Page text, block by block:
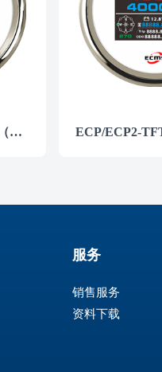
ECP/ECP2-GPS速度表（彩屏） ECP/ECP2-
服务
销售服务
资料下载